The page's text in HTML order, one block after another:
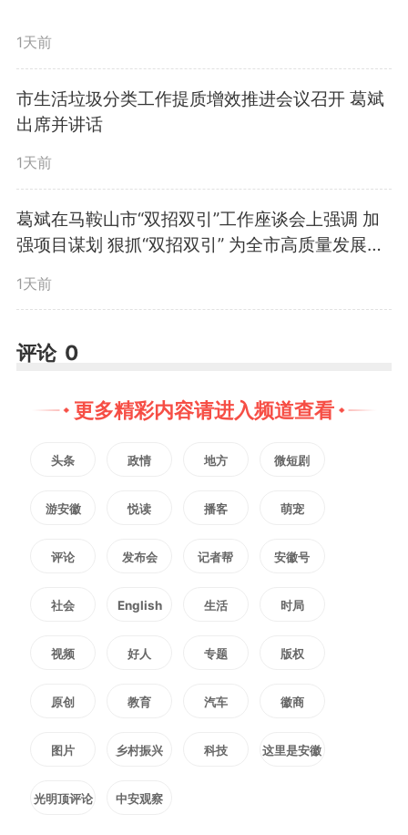
却热衷于讨论这个350亩果园该种
什么花、建什么项目、走什么方
向。
而半年前，这里差点变成一个
仓库。
一片差点被遗忘的果园
去年年底，婉婷的父亲租下了
这片原本种植黄桃和杨梅的老果
园。前任经营者因长期亏损退出，
父亲接手时并没有打算继续大规模
经营，只想利用园区建筑存放货
直到婉婷第一次来到这里。站
在小山坡上，北侧是南京，南侧是
马鞍山市区，地处两省交界，田园
风貌完整而难得。
1天前
市生活垃圾分类工作提质增效推进会议召开 葛斌
出席并讲话
1天前
葛斌在马鞍山市“双招双引”工作座谈会上强调 加
强项目谋划 狠抓“双招双引” 为全市高质量发展注
1天前
评论 0
更多精彩内容请进入频道查看
头条 政情 地方 微短剧
游安徽 悦读 播客 萌宠
评论 发布会 记者帮 安徽号
社会 English 生活 时局
视频 好人 专题 版权
原创 教育 汽车 徽商
图片 乡村振兴 科技 这里是安徽
光明顶评论 中安观察